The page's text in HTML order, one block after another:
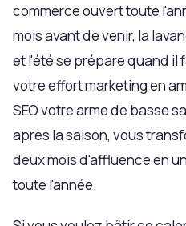
commerce ouvert toute
mois avant de venir, la
et l'été se prépare quand il
votre effort marketing en
SEO votre arme de basse
après la saison, vous
deux mois d'affluence en
toute l'année.